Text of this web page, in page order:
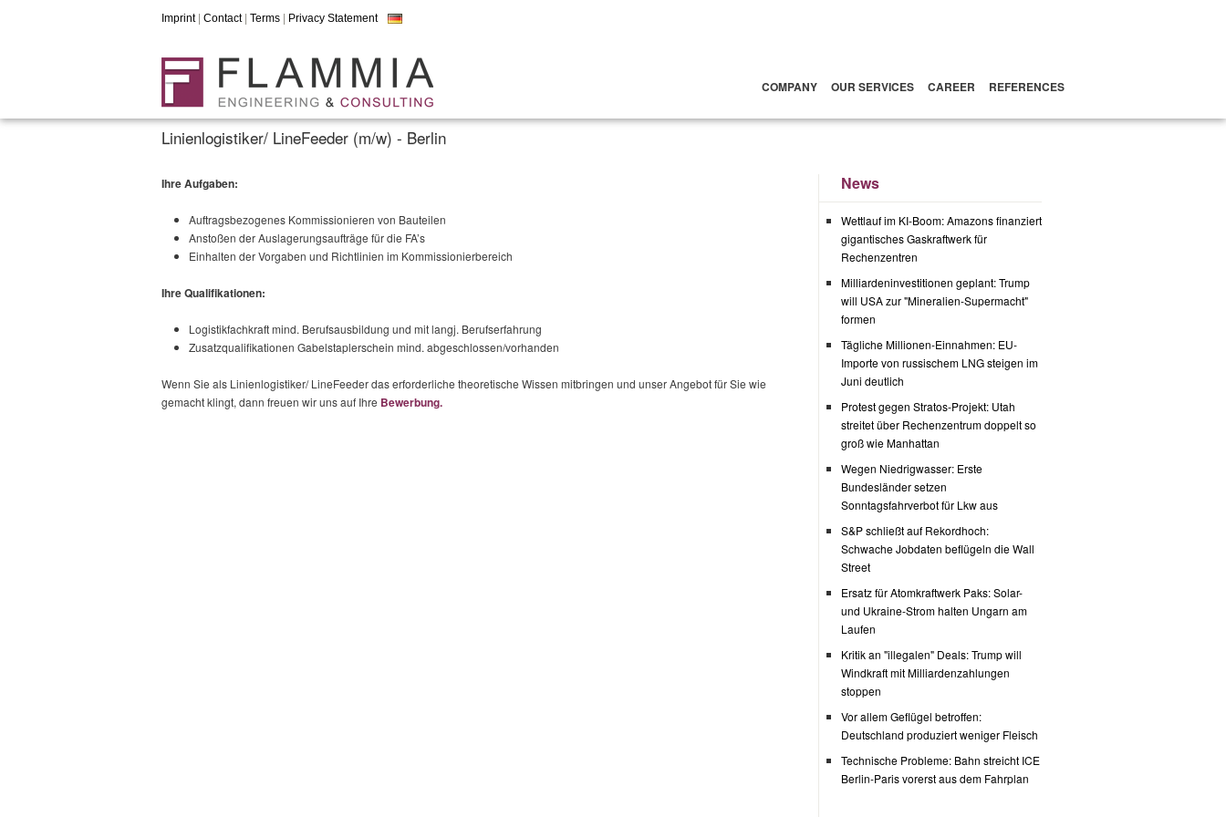
COMPANY OUR SERVICES CAREER REFERENCES
Imprint| Contact| Terms Privacy Statement
Linienlogistiker/ LineFeeder (m/w) - Berlin
Ihre Aufgaben:
Auftragsbezogenes Kommissionieren von Bauteilen
Anstoßen der Auslagerungsaufträge für die FA’s
Einhalten der Vorgaben und Richtlinien im Kommissionierbereich
Ihre Qualifikationen:
Logistikfachkraft mind. Berufsausbildung und mit langj. Berufserfahrung
Zusatzqualifikationen Gabelstaplerschein mind. abgeschlossen/vorhanden
Wenn Sie als Linienlogistiker/ LineFeeder das erforderliche theoretische Wissen mitbringen und unser Angebot für Sie wie
gemacht klingt, dann freuen wir uns auf Ihre Bewerbung.
News
Wettlauf im KI-Boom: Amazons finanziert
gigantisches Gaskraftwerk für
Rechenzentren
Milliardeninvestitionen geplant: Trump
will USA zur "Mineralien-Supermacht"
formen
Tägliche Millionen-Einnahmen: EU-
Importe von russischem LNG steigen im
Juni deutlich
Protest gegen Stratos-Projekt: Utah
streitet über Rechenzentrum doppelt so
groß wie Manhattan
Wegen Niedrigwasser: Erste
Bundesländer setzen
Sonntagsfahrverbot für Lkw aus
S&P schließt auf Rekordhoch:
Schwache Jobdaten beflügeln die Wall
Street
Ersatz für Atomkraftwerk Paks: Solar-
und Ukraine-Strom halten Ungarn am
Laufen
Kritik an "illegalen" Deals: Trump will
Windkraft mit Milliardenzahlungen
stoppen
Vor allem Geflügel betroffen:
Deutschland produziert weniger Fleisch
Technische Probleme: Bahn streicht ICE
Berlin-Paris vorerst aus dem Fahrplan